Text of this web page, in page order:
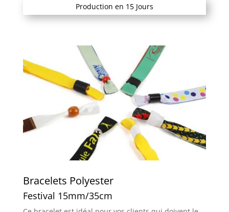
Production en 15 Jours
Bracelets Polyester
Festival 15mm/35cm